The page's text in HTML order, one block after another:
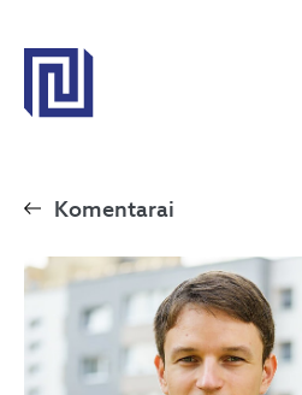
Komentarai